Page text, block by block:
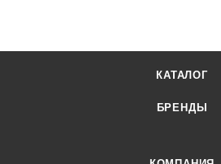
КАТАЛОГ
БРЕНДЫ